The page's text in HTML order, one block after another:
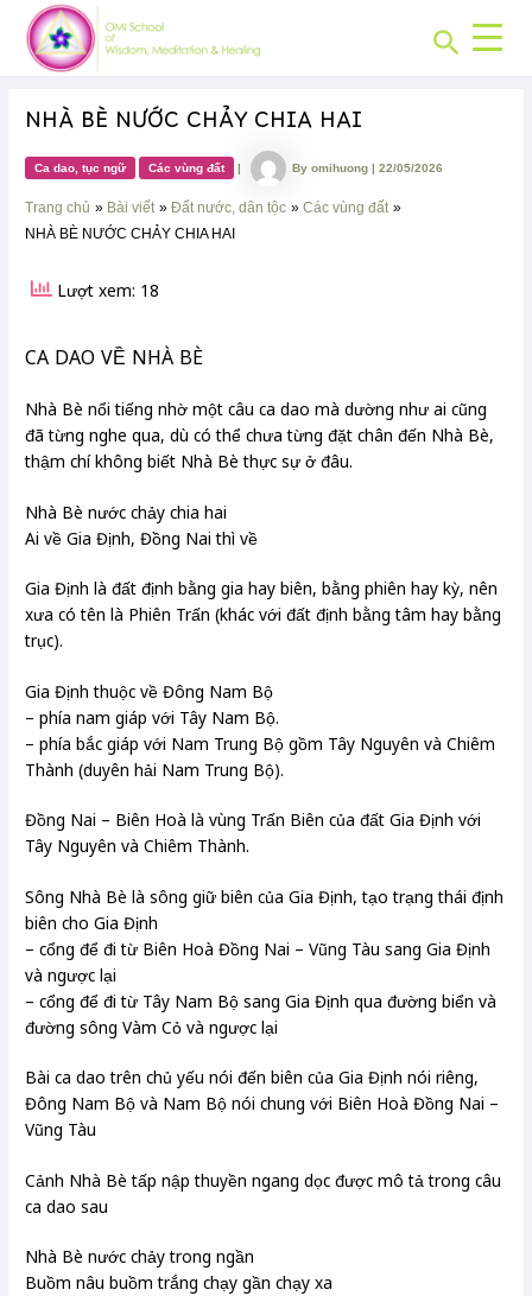
content
Search
NHÀ BÈ NƯỚC CHẢY CHIA HAI
Ca dao, tục ngữ Các vùng đất | Byomihuong|22/05/2026
Trang chủ Bài viết Đất nước, dân tộc
Các vùng đất
NHÀ BÈ NƯỚC CHẢY CHIA HAI
Lượt xem: 18
CA DAO VỀ NHÀ BÈ
Nhà Bè nổi tiếng nhờ một câu ca dao mà dường như ai cũng
đã từng nghe qua, dù có thể chưa từng đặt chân đến Nhà Bè,
thậm chí không biết Nhà Bè thực sự ở đâu.
Nhà Bè nước chảy chia hai
Ai về Gia Định, Đồng Nai thì về
Gia Định là đất định bằng gia hay biên, bằng phiên hay kỳ, nên
xưa có tên là Phiên Trấn (khác với đất định bằng tâm hay bằng
trục).
Gia Định thuộc về Đông Nam Bộ
– phía nam giáp với Tây Nam Bộ.
– phía bắc giáp với Nam Trung Bộ gồm Tây Nguyên và Chiêm
Thành (duyên hải Nam Trung Bộ).
Đồng Nai – Biên Hoà là vùng Trấn Biên của đất Gia Định với
Tây Nguyên và Chiêm Thành.
Sông Nhà Bè là sông giữ biên của Gia Định, tạo trạng thái định
biên cho Gia Định
– cổng để đi từ Biên Hoà Đồng Nai – Vũng Tàu sang Gia Định
và ngược lại
– cổng để đi từ Tây Nam Bộ sang Gia Định qua đường biển và
đường sông Vàm Cỏ và ngược lại
Bài ca dao trên chủ yếu nói đến biên của Gia Định nói riêng,
Đông Nam Bộ và Nam Bộ nói chung với Biên Hoà Đồng Nai –
Vũng Tàu
Cảnh Nhà Bè tấp nập thuyền ngang dọc được mô tả trong câu
ca dao sau
Nhà Bè nước chảy trong ngần
Buồm nâu buồm trắng chạy gần chạy xa
Post
navigation
CHUYÊN
MỤC: